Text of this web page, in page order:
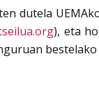
dutela
), eta